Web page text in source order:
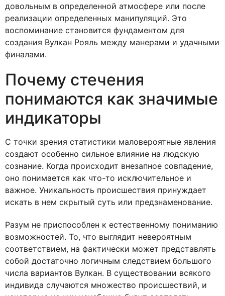
довольным в определенной атмосфере или после
реализации определенных манипуляций. Это
воспоминание становится фундаментом для
создания Вулкан Рояль между манерами и удачными
финалами.
Почему стечения
понимаются как значимые
индикаторы
С точки зрения статистики маловероятные явления
создают особенно сильное влияние на людскую
сознание. Когда происходит внезапное совпадение,
оно понимается как что-то исключительное и
важное. Уникальность происшествия принуждает
искать в нем скрытый суть или предзнаменование.
Разум не приспособлен к естественному пониманию
возможностей. То, что выглядит невероятным
соответствием, на фактически может представлять
собой достаточно логичным следствием большого
числа вариантов Вулкан. В существовании всякого
индивида случаются множество происшествий, и